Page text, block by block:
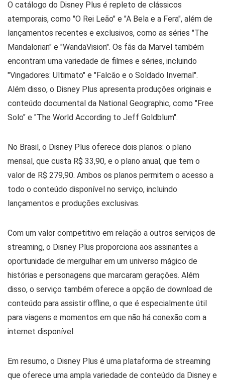
O catálogo do Disney Plus é repleto de clássicos
atemporais, como "O Rei Leão" e "A Bela e a Fera", além de
lançamentos recentes e exclusivos, como as séries "The
Mandalorian" e "WandaVision". Os fãs da Marvel também
encontram uma variedade de filmes e séries, incluindo
"Vingadores: Ultimato" e "Falcão e o Soldado Invernal".
Além disso, o Disney Plus apresenta produções originais e
conteúdo documental da National Geographic, como "Free
Solo" e "The World According to Jeff Goldblum".
No Brasil, o Disney Plus oferece dois planos: o plano
mensal, que custa R$ 33,90, e o plano anual, que tem o
valor de R$ 279,90. Ambos os planos permitem o acesso a
todo o conteúdo disponível no serviço, incluindo
lançamentos e produções exclusivas.
Com um valor competitivo em relação a outros serviços de
streaming, o Disney Plus proporciona aos assinantes a
oportunidade de mergulhar em um universo mágico de
histórias e personagens que marcaram gerações. Além
disso, o serviço também oferece a opção de download de
conteúdo para assistir offline, o que é especialmente útil
para viagens e momentos em que não há conexão com a
internet disponível.
Em resumo, o Disney Plus é uma plataforma de streaming
que oferece uma ampla variedade de conteúdo da Disney e